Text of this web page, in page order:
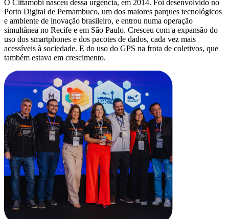
O Cittamobi nasceu dessa urgência, em 2014. Foi desenvolvido no
Porto Digital de Pernambuco, um dos maiores parques tecnológicos
e ambiente de inovação brasileiro, e entrou numa operação
simultânea no Recife e em São Paulo. Cresceu com a expansão do
uso dos smartphones e dos pacotes de dados, cada vez mais
acessíveis à sociedade. E do uso do GPS na frota de coletivos, que
também estava em crescimento.